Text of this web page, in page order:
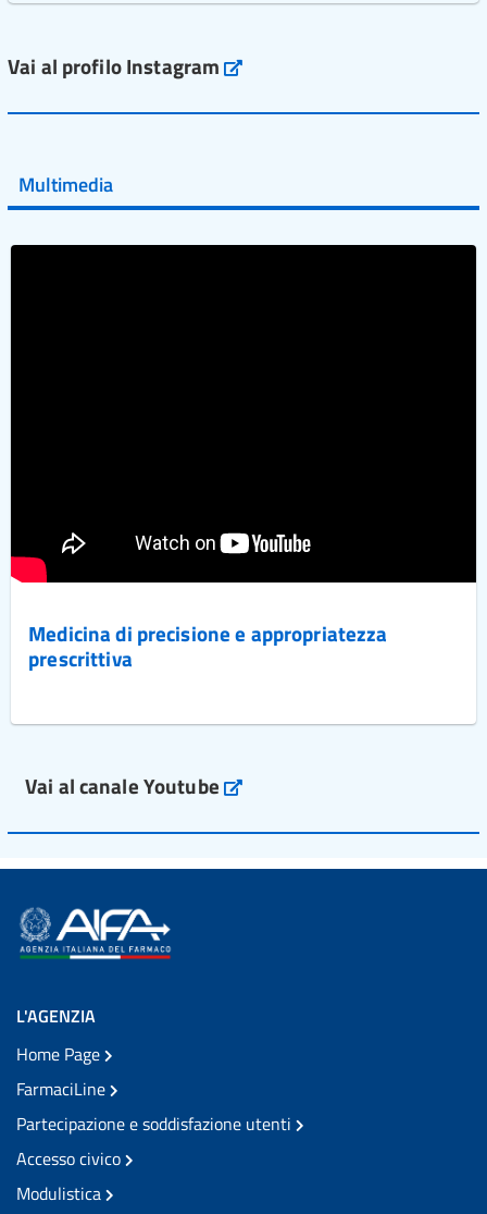
Vai al post →
Vai al post →
Vai al profilo Instagram Instagram
Multimedia
Medicina di precisione e appropriatezza
prescrittiva
Vai al canale Youtube
L'AGENZIA
Home Page
FarmaciLine
Partecipazione e soddisfazione utenti
Accesso civico
Modulistica